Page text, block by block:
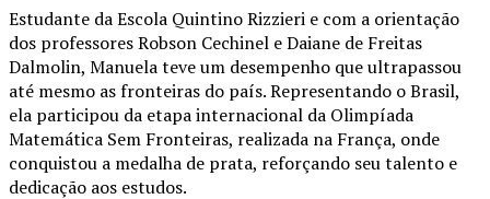
Estudante da Escola Quintino Rizzieri e com a orientação
dos professores Robson Cechinel e Daiane de Freitas
Dalmolin, Manuela teve um desempenho que ultrapassou
até mesmo as fronteiras do país. Representando o Brasil,
ela participou da etapa internacional da Olimpíada
Matemática Sem Fronteiras, realizada na França, onde
conquistou a medalha de prata, reforçando seu talento e
dedicação aos estudos.